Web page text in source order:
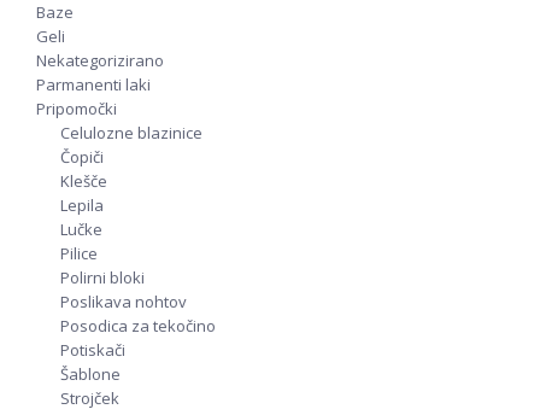
Baze
Geli
Nekategorizirano
Parmanenti laki
Pripomočki
Celulozne blazinice
Čopiči
Klešče
Lepila
Lučke
Pilice
Polirni bloki
Poslikava nohtov
Posodica za tekočino
Potiskači
Šablone
Strojček